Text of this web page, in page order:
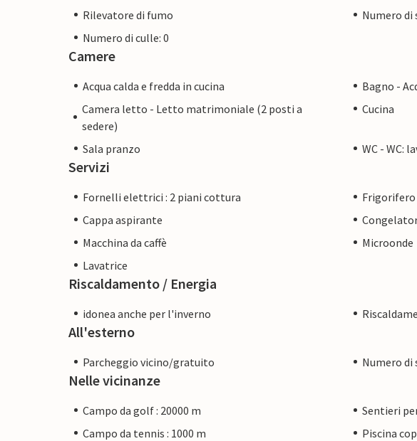
Rilevatore di fumo
Numero di
Numero di culle: 0
Camere
Acqua calda e fredda in cucina
Bagno -
Camera letto - Letto matrimoniale (2 posti a
sedere)
Cucina
Sala pranzo WC - WC:
Servizi
Fornelli elettrici : 2 piani cottura
Frigorifero
Cappa aspirante
Macchina da caffè
Microonde
Lavatrice
Riscaldamento / Energia
idonea anche per l'inverno
All'esterno
Parcheggio vicino/gratuito Numero di
Nelle vicinanze
Campo da golf : 20000 m
Sentieri
Campo da tennis : 1000 m
Piscina